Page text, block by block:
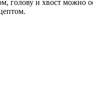
голову и хвост можно